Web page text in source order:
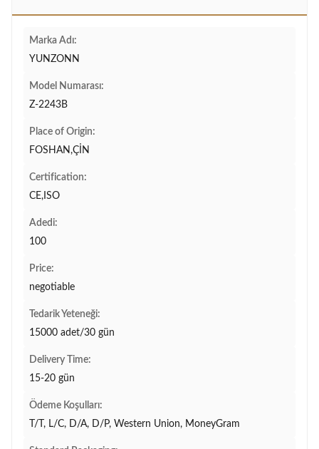
Marka Adı:
YUNZONN
Model Numarası:
Z-2243B
Place of Origin:
FOSHAN,ÇİN
Certification:
CE,ISO
Adedi:
100
Price:
negotiable
Tedarik Yeteneği:
15000 adet/30 gün
Delivery Time:
15-20 gün
Ödeme Koşulları:
T/T, L/C, D/A, D/P, Western Union, MoneyGram